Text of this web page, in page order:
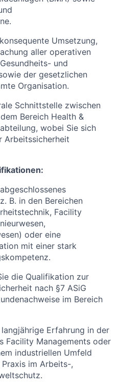
Umsetzung,
aller operativen
und
der gesetzlichen
Organisation.
Schnittstelle zwischen
Bereich Health &
wobei Sie sich
Arbeitssicherheit
B. in den Bereichen
Facility
oder eine
mit einer stark
die Qualifikation zur
nach §7 ASiG
im Bereich
langjährige Erfahrung in der
Facility Managements oder
industriellen Umfeld
im Arbeits-,